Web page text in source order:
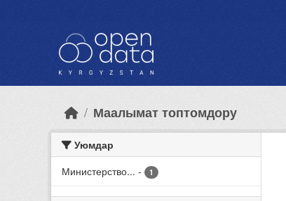
Маалымат топтомдору
Уюмдар
Министерство... - 1